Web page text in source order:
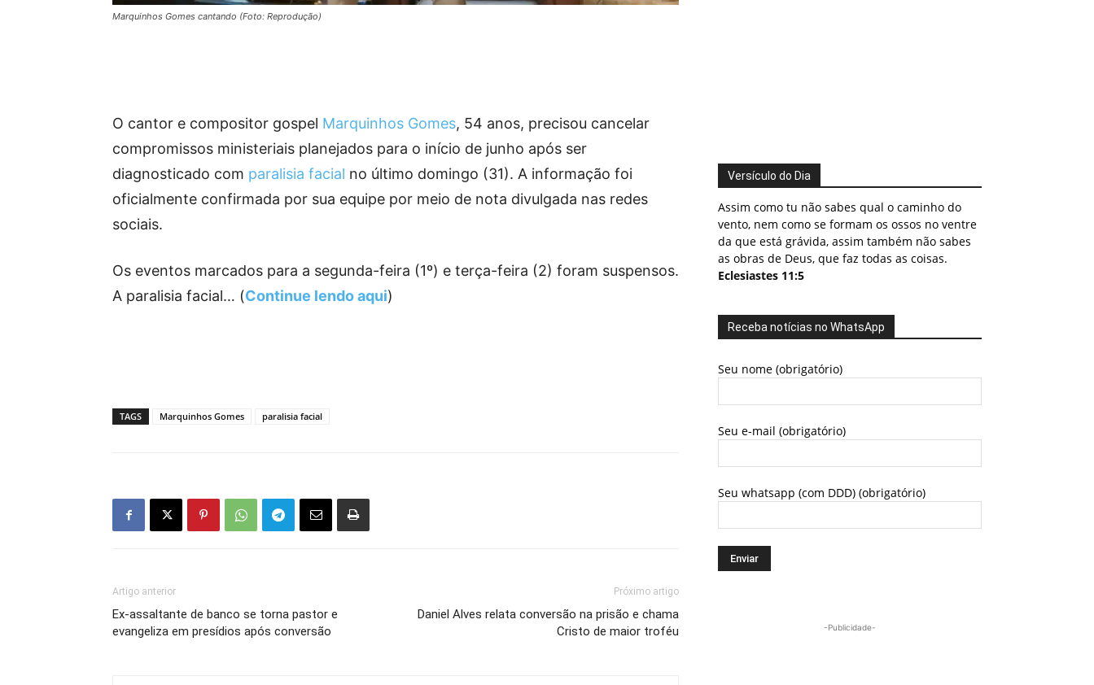
Marquinhos Gomes cantando (Foto: Reprodução)
O cantor e compositor gospel Marquinhos Gomes, 54 anos, precisou cancelar
compromissos ministeriais planejados para o início de junho após ser
diagnosticado com paralisia facial no último domingo (31). A informação foi
oficialmente confirmada por sua equipe por meio de nota divulgada nas redes
sociais.
Os eventos marcados para a segunda-feira (1º) e terça-feira (2) foram suspensos.
A paralisia facial… (Continue lendo aqui)
TAGS Marquinhos Gomes paralisia facial
Artigo anterior
Ex-assaltante de banco se torna pastor e
evangeliza em presídios após conversão
Próximo artigo
Daniel Alves relata conversão na prisão e chama
Cristo de maior troféu
Versículo do Dia
Assim como tu não sabes qual o caminho do
vento, nem como se formam os ossos no ventre
da que está grávida, assim também não sabes
as obras de Deus, que faz todas as coisas.
Eclesiastes 11:5
Receba notícias no WhatsApp
Seu nome (obrigatório)
Seu e-mail (obrigatório)
Seu whatsapp (com DDD) (obrigatório)
-Publicidade-